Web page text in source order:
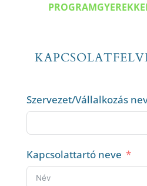
Szervezet/Vállalkozás
Kapcsolattartó neve